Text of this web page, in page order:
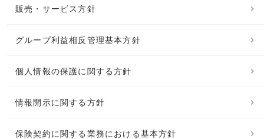
販売・サービス方針
グループ利益相反管理基本方針
個人情報の保護に関する方針
情報開示に関する方針
保険契約に関する業務における基本方針